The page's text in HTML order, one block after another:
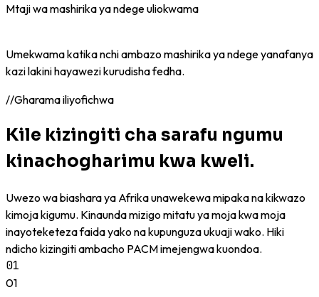
Mtaji wa mashirika ya ndege uliokwama
Umekwama katika nchi ambazo mashirika ya ndege yanafanya
kazi lakini hayawezi kurudisha fedha.
//Gharama iliyofichwa
Kile kizingiti cha sarafu ngumu
kinachogharimu kwa kweli.
Uwezo wa biashara ya Afrika unawekewa mipaka na kikwazo
kimoja kigumu. Kinaunda mizigo mitatu ya moja kwa moja
inayoteketeza faida yako na kupunguza ukuaji wako. Hiki
ndicho kizingiti ambacho PACM imejengwa kuondoa.
01
01